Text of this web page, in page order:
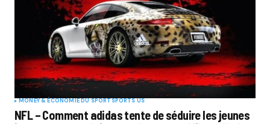
MONEY & ÉCONOMIE DU SPORTSPORTS US
NFL – Comment adidas tente de séduire les jeunes